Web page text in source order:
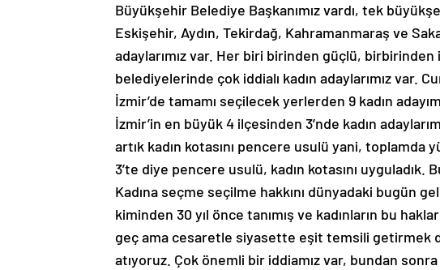
Büyükşehir Belediye Başkanımız vardı, tek
Eskişehir, Aydın, Tekirdağ, Kahramanmaraş ve
adaylarımız var. Her biri birinden güçlü,
belediyelerinde çok iddialı kadın adaylarımız var.
İzmir’de tamamı seçilecek yerlerden 9 kadın
İzmir’in en büyük 4 ilçesinden 3’nde kadın
artık kadın kotasını pencere usulü yani, toplamda
3’te diye pencere usulü, kadın kotasını
Kadına seçme seçilme hakkını dünyadaki bugün
kiminden 30 yıl önce tanımış ve kadınların bu
geç ama cesaretle siyasette eşit temsili getirmek
atıyoruz. Çok önemli bir iddiamız var, bundan